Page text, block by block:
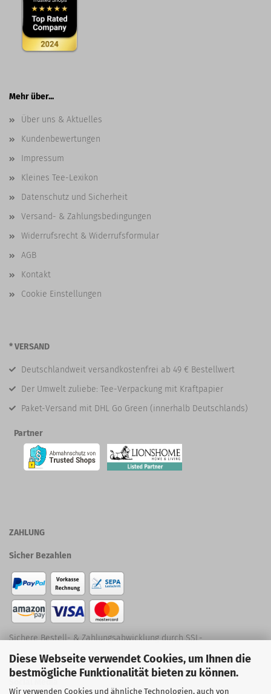
Diese Webseite verwendet Cookies, um Ihnen die
bestmögliche Funktionalität bieten zu können.
Wir verwenden Cookies und ähnliche Technologien, auch von
Mehr über...
Über uns & Aktuelles
Kundenbewertungen
Impressum
Kleines Tee-Lexikon
Datenschutz und Sicherheit
Versand- & Zahlungsbedingungen
Widerrufsrecht & Widerrufsformular
AGB
Kontakt
Cookie Einstellungen
* VERSAND
Deutschlandweit versandkostenfrei ab 49 € Bestellwert
Der Umwelt zuliebe: Tee-Verpackung mit Kraftpapier
Paket-Versand mit DHL Go Green (innerhalb Deutschlands)
Partner
ZAHLUNG
Sicher Bezahlen
Sichere Bestell- & Zahlungsabwicklung durch SSL-
Verschlüsselung
Social Media